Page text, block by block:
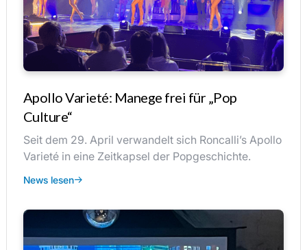
Apollo Varieté: Manege frei für „Pop
Culture“
Seit dem 29. April verwandelt sich Roncalli’s Apollo
Varieté in eine Zeitkapsel der Popgeschichte.
News lesen